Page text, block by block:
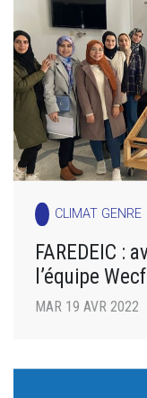
CLIMAT GENRE
FAREDEIC :
l’équipe
MAR 19 AVR 2022